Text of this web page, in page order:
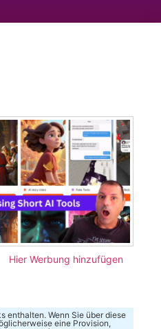
Hier Werbung hinzufügen
enthalten. Wenn Sie über diese
eine Provision,